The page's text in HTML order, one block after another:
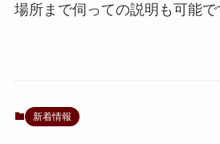
場所まで伺っての説明も可能で
新着情報